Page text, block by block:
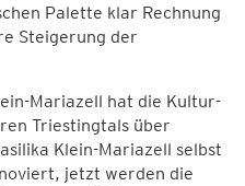
Palette klar Rechnung
Steigerung der
Mariazell hat die Kultur-
Triestingtals über
Klein-Mariazell selbst
jetzt werden die